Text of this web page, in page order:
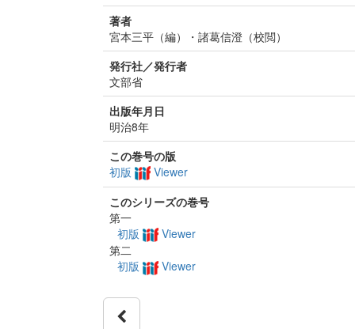
著者
宮本三平（編）・諸葛信澄（校閲）
発行社／発行者
文部省
出版年月日
明治8年
この巻号の版
初版
Viewer
このシリーズの巻号
第一
初版
Viewer
第二
初版
Viewer